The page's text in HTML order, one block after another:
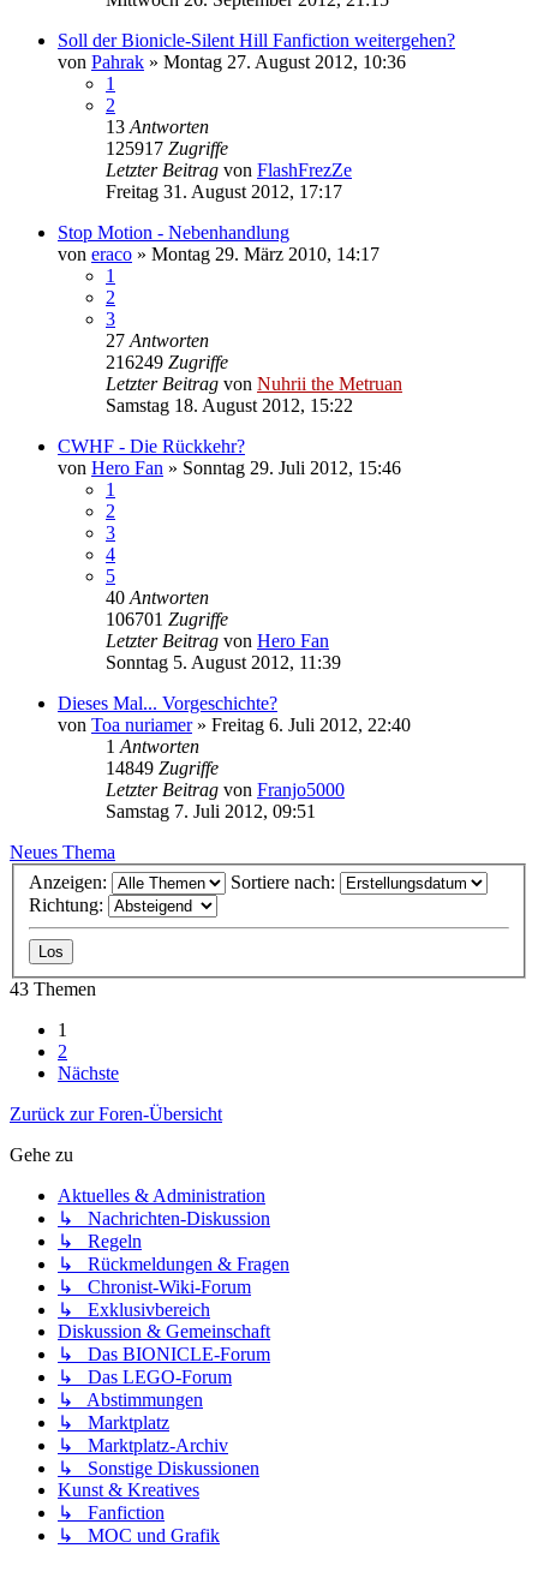
Soll der Bionicle-Silent Hill Fanfiction weitergehen?
von Pahrak » Montag 27. August 2012, 10:36
1
2
13 Antworten
125917 Zugriffe
Letzter Beitrag von FlashFrezZe
Freitag 31. August 2012, 17:17
Stop Motion - Nebenhandlung
von eraco » Montag 29. März 2010, 14:17
1
2
3
27 Antworten
216249 Zugriffe
Letzter Beitrag von Nuhrii the Metruan
Samstag 18. August 2012, 15:22
CWHF - Die Rückkehr?
von Hero Fan » Sonntag 29. Juli 2012, 15:46
1
2
3
4
5
40 Antworten
106701 Zugriffe
Letzter Beitrag von Hero Fan
Sonntag 5. August 2012, 11:39
Dieses Mal... Vorgeschichte?
von Toa nuriamer» Freitag 6. Juli 2012, 22:40
1 Antworten
14849 Zugriffe
Letzter Beitrag von Franjo5000
Samstag 7. Juli 2012, 09:51
Neues Thema
Anzeigen:
Sortiere nach:
Richtung:
43 Themen
1
2
Nächste
Zurück zur Foren-Übersicht
Gehe zu
Aktuelles & Administration
↳ Nachrichten-Diskussion
↳ Regeln
↳ Rückmeldungen & Fragen
↳ Chronist-Wiki-Forum
↳ Exklusivbereich
Diskussion & Gemeinschaft
↳ Das BIONICLE-Forum
↳ Das LEGO-Forum
↳ Abstimmungen
↳ Marktplatz
↳ Marktplatz-Archiv
↳ Sonstige Diskussionen
Kunst & Kreatives
↳ Fanfiction
↳ MOC und Grafik